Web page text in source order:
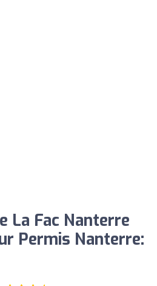
La Fac Nanterre
Permis Nanterre: